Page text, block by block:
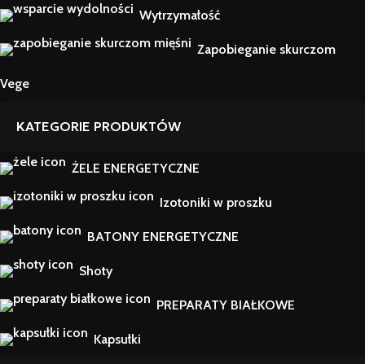
Wytrzymałość
Zapobieganie skurczom
Vege
KATEGORIE PRODUKTÓW
ŻELE ENERGETYCZNE
Izotoniki w proszku
BATONY ENERGETYCZNE
Shoty
PREPARATY BIAŁKOWE
Kapsułki